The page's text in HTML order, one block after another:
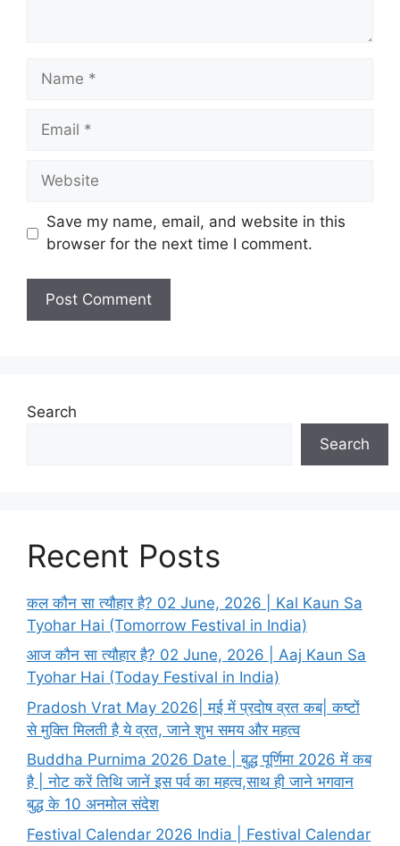
s
t
Save my name, email, and website in this
browser for the next time I comment.
Search
Search
Recent Posts
कल कौन सा त्यौहार है? 02 June, 2026 | Kal Kaun Sa
Tyohar Hai (Tomorrow Festival in India)
आज कौन सा त्यौहार है? 02 June, 2026 | Aaj Kaun Sa
Tyohar Hai (Today Festival in India)
Pradosh Vrat May 2026| मई में प्रदोष व्रत कब| कष्टों
से मुक्ति मिलती है ये व्रत, जाने शुभ समय और महत्व
Buddha Purnima 2026 Date | बुद्ध पूर्णिमा 2026 में कब
है | नोट करें तिथि जानें इस पर्व का महत्व,साथ ही जाने भगवान
बुद्ध के 10 अनमोल संदेश
Festival Calendar 2026 India | Festival Calendar